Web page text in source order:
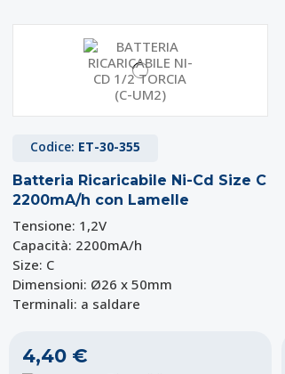
Codice: ET-30-355
Batteria Ricaricabile Ni-Cd Size C
2200mA/h con Lamelle
Tensione: 1,2V
Capacità: 2200mA/h
Size: C
Dimensioni: Ø26 x 50mm
Terminali: a saldare
4,40 €